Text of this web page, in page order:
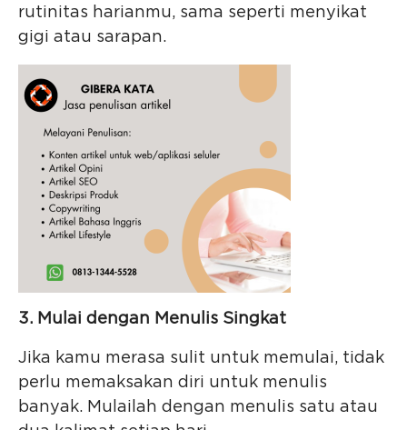
rutinitas harianmu, sama seperti menyikat
gigi atau sarapan.
3. Mulai dengan Menulis Singkat
Jika kamu merasa sulit untuk memulai, tidak
perlu memaksakan diri untuk menulis
banyak. Mulailah dengan menulis satu atau